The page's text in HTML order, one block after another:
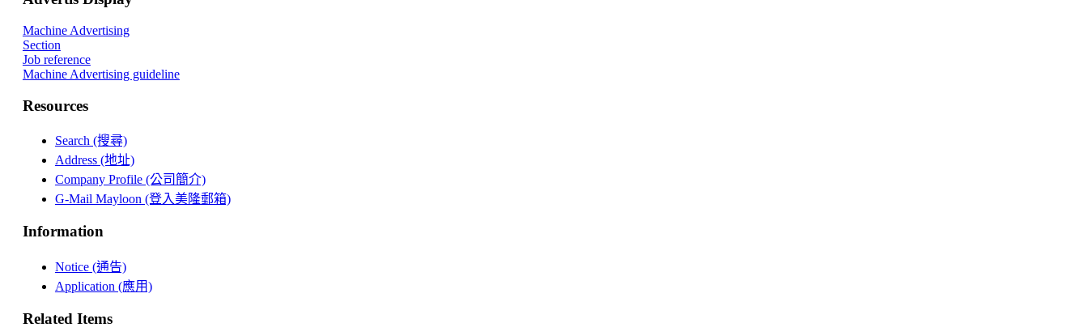
Machine Advertising
Section
Job reference
Machine Advertising guideline
Resources
Search (搜尋)
Address (地址)
Company Profile (公司簡介)
G-Mail Mayloon (登入美隆郵箱)
Information
Notice (通告)
Application (應用)
Related Items